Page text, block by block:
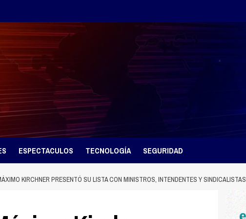
ESPECTACULOS TECNOLOGÍA SEGURIDAD
KIRCHNER PRESENTÓ SU LISTA CON MINISTROS, INTENDENTES Y SINDICALISTAS